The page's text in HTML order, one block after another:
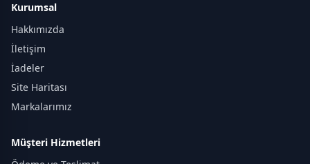
Kurumsal
Hakkımızda
İletişim
İadeler
Site Haritası
Markalarımız
Müşteri Hizmetleri